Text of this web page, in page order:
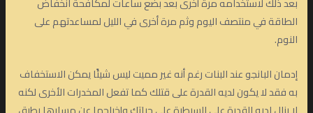
الطاقة في منتصف اليوم وثم مرة أخرى في الليل لمساعدتهم على
النوم.
إدمان البانجو عند البنات رغم أنه غير مميت ليس شيئًا يمكن الاستخفاف
به فقد لا يكون لديه القدرة على قتلك كما تفعل المخدرات الأخرى لكنه